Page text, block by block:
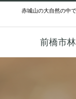
赤城山の大自然の中
前橋市